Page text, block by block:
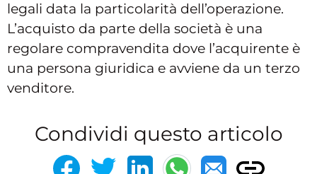
legali data la particolarità dell’operazione.
L’acquisto da parte della società è una
regolare compravendita dove l’acquirente è
una persona giuridica e avviene da un terzo
venditore.
Condividi questo articolo